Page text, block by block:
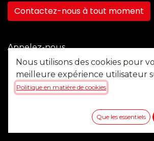
Contactez-nous à tout moment
Appelez-nous
+41 21 355 22 45
Envoyez-nous un message
Nous utilisons des cookies pour
meilleure expérience utilisateur
Politique en matière de cookies
Que les essentiels